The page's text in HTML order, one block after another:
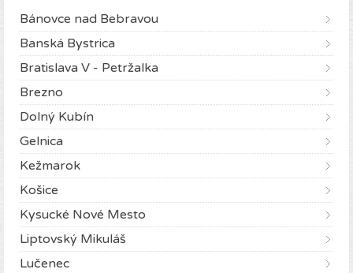
Bánovce nad Bebravou
Banská Bystrica
Bratislava V - Petržalka
Brezno
Dolný Kubín
Gelnica
Kežmarok
Košice
Kysucké Nové Mesto
Liptovský Mikuláš
Lučenec